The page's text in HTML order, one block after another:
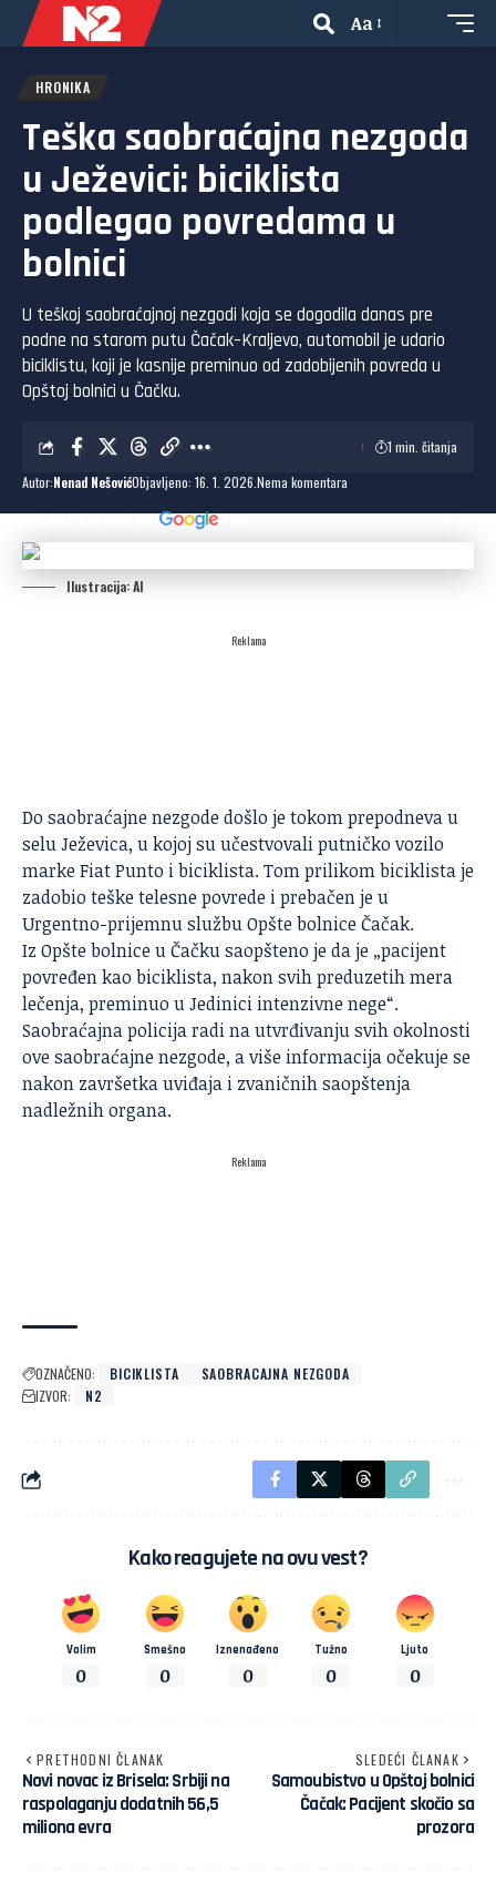
Aa
HRONIKA
Teška saobraćajna nezgoda
u Ježevici: biciklista
podlegao povredama u
bolnici
U teškoj saobraćajnoj nezgodi koja se dogodila danas pre
podne na starom putu Čačak–Kraljevo, automobil je udario
biciklistu, koji je kasnije preminuo od zadobijenih povreda u
Opštoj bolnici u Čačku.
Autor:Nenad NešovićObjavljeno: 16. 1. 2026. Nema komentara
1 min. čitanja
Dodaj N2 kao omiljeni izvor
Ilustracija: AI
Reklama
Do saobraćajne nezgode došlo je tokom prepodneva u
selu Ježevica, u kojoj su učestvovali putničko vozilo
marke Fiat Punto i biciklista. Tom prilikom biciklista je
zadobio teške telesne povrede i prebačen je u
Urgentno-prijemnu službu Opšte bolnice Čačak.
Iz Opšte bolnice u Čačku saopšteno je da je „pacijent
povređen kao biciklista, nakon svih preduzetih mera
lečenja, preminuo u Jedinici intenzivne nege“.
Saobraćajna policijaradi na utvrđivanju svih okolnosti
ove saobraćajne nezgode, a više informacija očekuje se
nakon završetka uviđaja i zvaničnih saopštenja
nadležnih organa.
Reklama
OZNAČENO: BICIKLISTA
SAOBRACAJNA NEZGODA
IZVOR:
N2
Kako reagujete na ovu vest?
Volim
0
Smešno
0
Iznenađeno
0
Tužno
0
Ljuto
0
PRETHODNI ČLANAK
Novi novac iz Brisela: Srbiji na
raspolaganju dodatnih 56,5
miliona evra
SLEDEĆI ČLANAK
Samoubistvo u Opštoj bolnici
Čačak: Pacijent skočio sa
prozora